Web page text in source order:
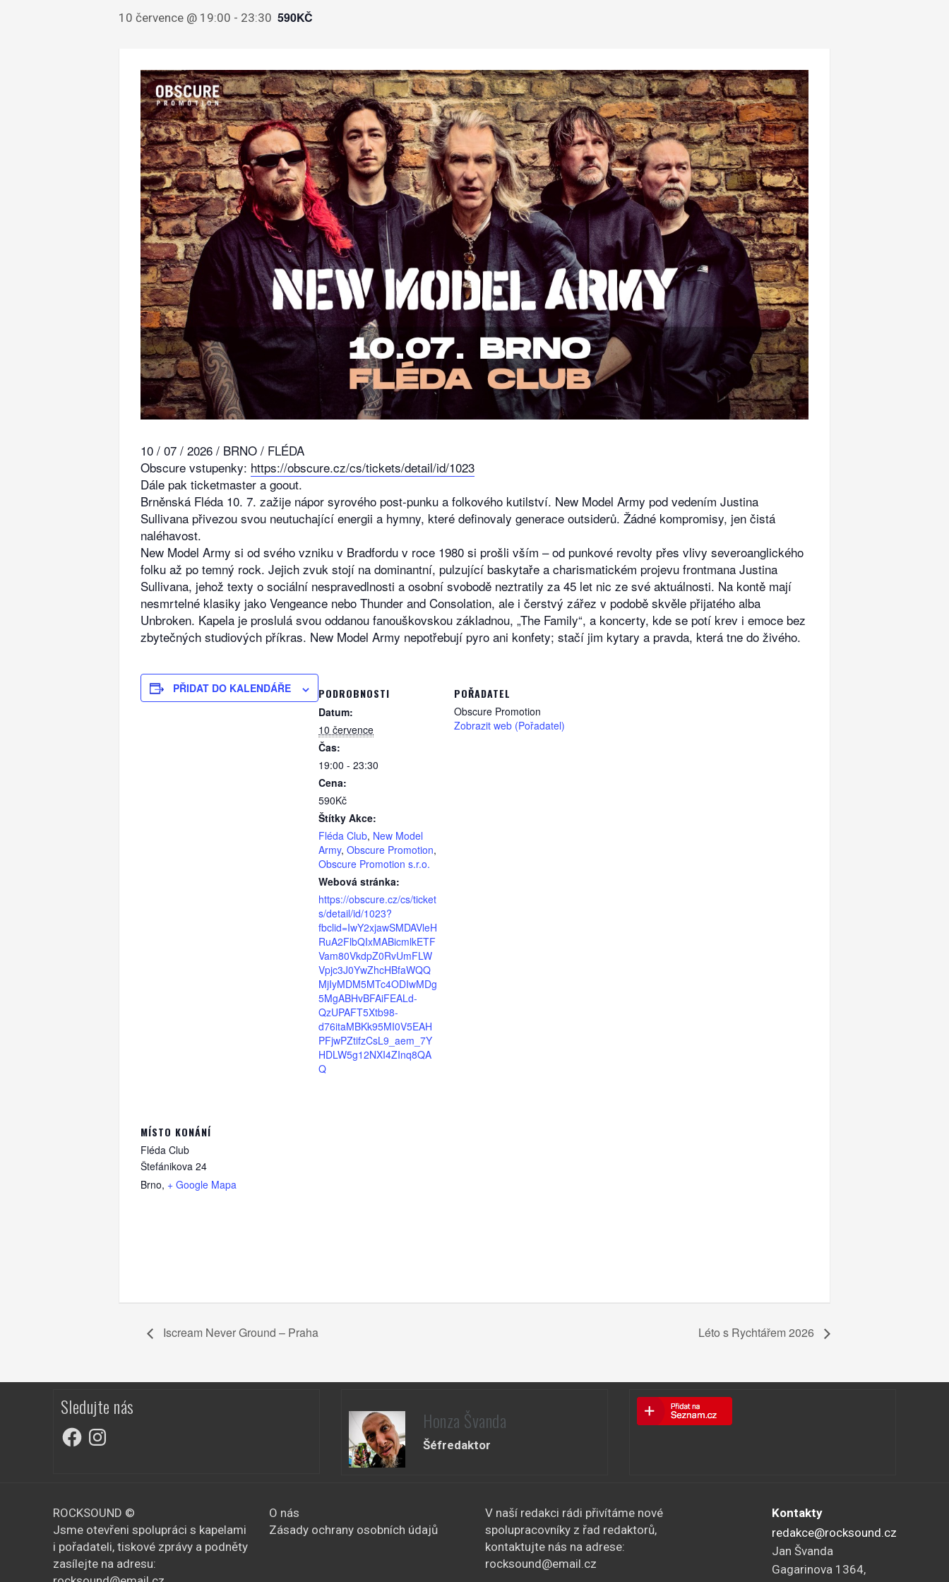
10 července @ 19:00 - 23:30 590KČ
10 / 07 / 2026 / BRNO / FLÉDA
Obscure vstupenky: https://obscure.cz/cs/tickets/detail/id/1023
Dále pak ticketmaster a goout.
Brněnská Fléda 10. 7. zažije nápor syrového post-punku a folkového kutilství. New Model Army pod vedením Justina
Sullivana přivezou svou neutuchající energii a hymny, které definovaly generace outsiderů. Žádné kompromisy, jen čistá
naléhavost.
New Model Army si od svého vzniku v Bradfordu v roce 1980 si prošli vším – od punkové revolty přes vlivy severoanglického
folku až po temný rock. Jejich zvuk stojí na dominantní, pulzující baskytaře a charismatickém projevu frontmana Justina
Sullivana, jehož texty o sociální nespravedlnosti a osobní svobodě neztratily za 45 let nic ze své aktuálnosti. Na kontě mají
nesmrtelné klasiky jako Vengeance nebo Thunder and Consolation, ale i čerstvý zářez v podobě skvěle přijatého alba
Unbroken. Kapela je proslulá svou oddanou fanouškovskou základnou, „The Family“, a koncerty, kde se potí krev i emoce bez
zbytečných studiových příkras. New Model Army nepotřebují pyro ani konfety; stačí jim kytary a pravda, která tne do živého.
PŘIDAT DO KALENDÁŘE PODROBNOSTI
Datum:
10 července
Čas:
19:00 - 23:30
Cena:
590Kč
Štítky Akce:
Fléda Club, New Model
Army, Obscure Promotion,
Obscure Promotion s.r.o.
Webová stránka:
https://obscure.cz/cs/ticket
s/detail/id/1023?
fbclid=IwY2xjawSMDAVleH
RuA2FlbQIxMABicmlkETF
Vam80VkdpZ0RvUmFLW
Vpjc3J0YwZhcHBfaWQQ
MjIyMDM5MTc4ODIwMDg
5MgABHvBFAiFEALd-
QzUPAFT5Xtb98-
d76itaMBKk95MI0V5EAH
PFjwPZtifzCsL9_aem_7Y
HDLW5g12NXI4ZInq8QA
Q
POŘADATEL
Obscure Promotion
Zobrazit web (Pořadatel)
MÍSTO KONÁNÍ
Fléda Club
Štefánikova 24
Brno, + Google Mapa
Iscream Never Ground – Praha Léto s Rychtářem 2026
Sledujte nás
FacebookInstagram Honza Švanda
Šéfredaktor
ROCKSOUND ©
Jsme otevřeni spolupráci s kapelami
i pořadateli, tiskové zprávy a podněty
zasílejte na adresu:
O nás
Zásady ochrany osobních údajů
V naší redakci rádi přivítáme nové
spolupracovníky z řad redaktorů,
kontaktujte nás na adrese:
rocksound@email.cz
Kontakty
redakce@rocksound.cz
Jan Švanda
Gagarinova 1364,